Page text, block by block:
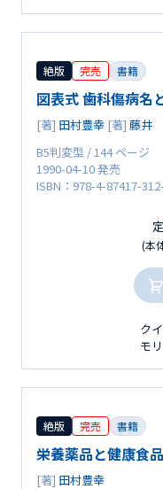
絶版 完売 書籍
図表式 歯科傷病名
[著] 田村豊幸 [著] 藤井
B5判変型 / 144 ページ
1990-04-10 発売
ISBN：978-4-87417-
(本
ク
モ
絶版 完売 書籍
栄養薬品と健康食
[著] 田村豊幸